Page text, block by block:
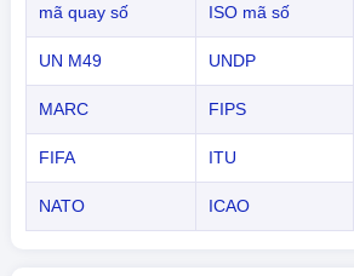
mã quay số ISO mã số
UN M49 UNDP
MARC FIPS
FIFA ITU
NATO ICAO